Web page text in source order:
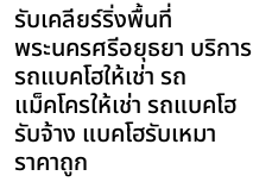
รับเคลียร์ริ่งพื้นที่
พระนครศรีอยุธยา บริการ
รถแบคโฮให้เช่า รถ
แม็คโครให้เช่า รถแบคโฮ
รับจ้าง แบคโฮรับเหมา
ราคาถูก